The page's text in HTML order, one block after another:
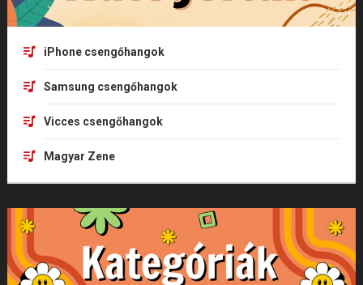
iPhone csengőhangok
Samsung csengőhangok
Vicces csengőhangok
Magyar Zene